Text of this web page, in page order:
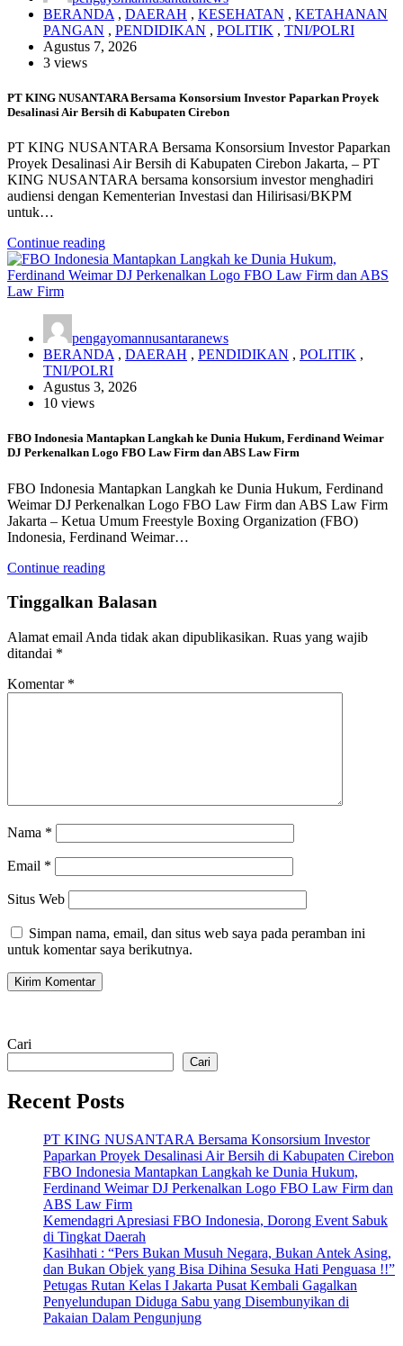
BERANDA , DAERAH , KESEHATAN , KETAHANAN
PANGAN , PENDIDIKAN , POLITIK , TNI/POLRI
Agustus 7, 2026
3 views
PT KING NUSANTARA Bersama Konsorsium Investor Paparkan Proyek
Desalinasi Air Bersih di Kabupaten Cirebon
PT KING NUSANTARA Bersama Konsorsium Investor Paparkan
Proyek Desalinasi Air Bersih di Kabupaten Cirebon Jakarta, – PT
KING NUSANTARA bersama konsorsium investor menghadiri
audiensi dengan Kementerian Investasi dan Hilirisasi/BKPM
untuk…
Continue reading
pengayomannusantaranews
BERANDA , DAERAH , PENDIDIKAN , POLITIK ,
TNI/POLRI
Agustus 3, 2026
10 views
FBO Indonesia Mantapkan Langkah ke Dunia Hukum, Ferdinand Weimar
DJ Perkenalkan Logo FBO Law Firm dan ABS Law Firm
FBO Indonesia Mantapkan Langkah ke Dunia Hukum, Ferdinand
Weimar DJ Perkenalkan Logo FBO Law Firm dan ABS Law Firm
Jakarta – Ketua Umum Freestyle Boxing Organization (FBO)
Indonesia, Ferdinand Weimar…
Continue reading
Tinggalkan Balasan
Alamat email Anda tidak akan dipublikasikan. Ruas yang wajib
ditandai *
Komentar *
Nama *
Email *
Situs Web
Simpan nama, email, dan situs web saya pada peramban ini
untuk komentar saya berikutnya.
Cari
Cari
Recent Posts
PT KING NUSANTARA Bersama Konsorsium Investor
Paparkan Proyek Desalinasi Air Bersih di Kabupaten Cirebon
FBO Indonesia Mantapkan Langkah ke Dunia Hukum,
Ferdinand Weimar DJ Perkenalkan Logo FBO Law Firm dan
ABS Law Firm
Kemendagri Apresiasi FBO Indonesia, Dorong Event Sabuk
di Tingkat Daerah
Kasihhati : “Pers Bukan Musuh Negara, Bukan Antek Asing,
dan Bukan Objek yang Bisa Dihina Sesuka Hati Penguasa !!”
Petugas Rutan Kelas I Jakarta Pusat Kembali Gagalkan
Penyelundupan Diduga Sabu yang Disembunyikan di
Pakaian Dalam Pengunjung